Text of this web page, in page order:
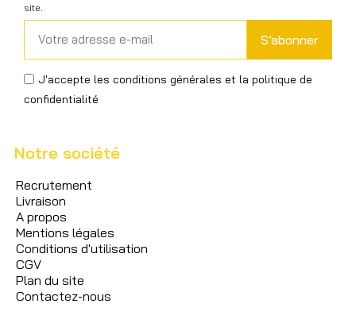
site.
S’abonner
J'accepte les conditions générales et la politique de
confidentialité
Notre société
Recrutement
Livraison
A propos
Mentions légales
Conditions d'utilisation
CGV
Plan du site
Contactez-nous